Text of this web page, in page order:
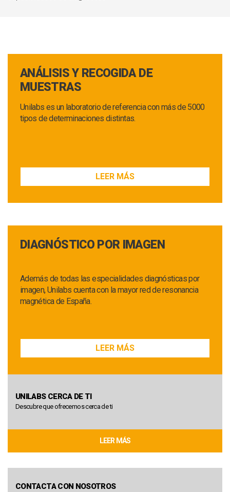
ANÁLISIS Y RECOGIDA DE
MUESTRAS
Unilabs es un laboratorio de referencia con más de 5000
tipos de determinaciones distintas.
LEER MÁS
DIAGNÓSTICO POR IMAGEN
Además de todas las especialidades diagnósticas por
imagen, Unilabs cuenta con la mayor red de resonancia
magnética de España.
LEER MÁS
UNILABS CERCA DE TI
Descubre que ofrecemos cerca de ti
LEER MÁS
CONTACTA CON NOSOTROS